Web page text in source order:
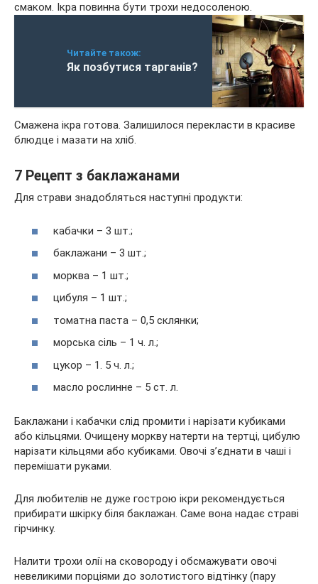
смаком. Ікра повинна бути трохи недосоленою.
Читайте також:
Як позбутися тарганів?
Смажена ікра готова. Залишилося перекласти в красиве
блюдце і мазати на хліб.
7 Рецепт з баклажанами
Для страви знадобляться наступні продукти:
кабачки – 3 шт.;
баклажани – 3 шт.;
морква – 1 шт.;
цибуля – 1 шт.;
томатна паста – 0,5 склянки;
морська сіль – 1 ч. л.;
цукор – 1. 5 ч. л.;
масло рослинне – 5 ст. л.
Баклажани і кабачки слід промити і нарізати кубиками
або кільцями. Очищену моркву натерти на тертці, цибулю
нарізати кільцями або кубиками. Овочі з’єднати в чаші і
перемішати руками.
Для любителів не дуже гострою ікри рекомендується
прибирати шкірку біля баклажан. Саме вона надає страві
гірчинку.
Налити трохи олії на сковороду і обсмажувати овочі
невеликими порціями до золотистого відтінку (пару